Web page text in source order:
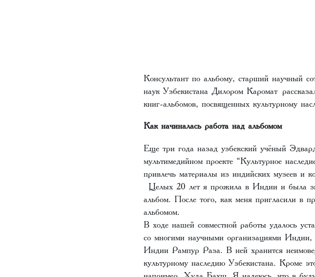
Консультант по альбому, старший научный
наук Узбекистана Дилором Каромат
книг-альбомов, посвященных культурному
Как начиналась работа над альбомом
Еще три года назад узбекский учёный
мультимедийном проекте “Культурное
привлечь материалы из индийских музеев и
Целых 20 лет я прожила в Индии и была
альбом. После того, как меня пригласили в
альбомом.
В ходе нашей совместной работы удалось
со многими научными организациями
Индии Рампур Раза. В ней хранится
культурному наследию Узбекистана. Кроме